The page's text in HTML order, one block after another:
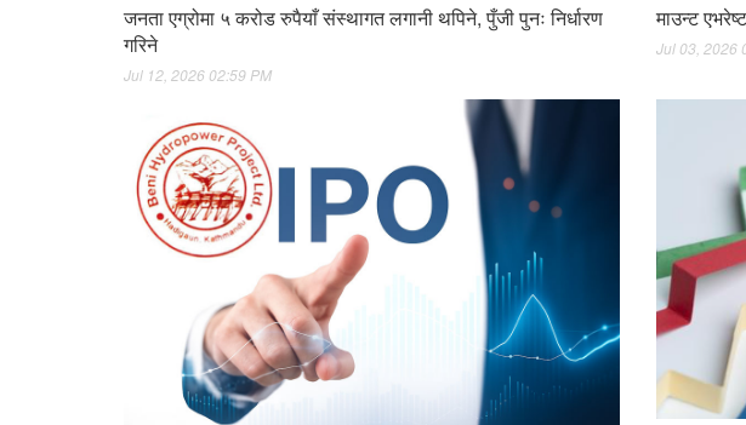
जनता एग्रोमा ५ करोड रुपैयाँ संस्थागत लगानी थपिने, पुँजी पुनः निर्धारण
गरिने
Jul 12, 2026 02:59 PM
माउन्ट
Jul 03, 2026